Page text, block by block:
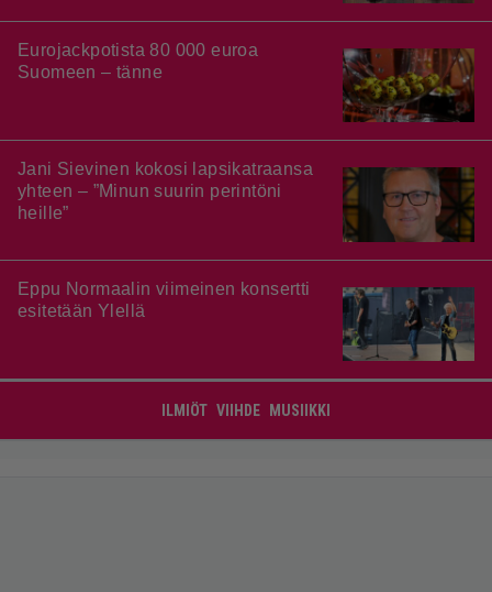
Eurojackpotista 80 000 euroa
Suomeen – tänne
Jani Sievinen kokosi lapsikatraansa
yhteen – ”Minun suurin perintöni
heille”
Eppu Normaalin viimeinen konsertti
esitetään Ylellä
ILMIÖT VIIHDE MUSIIKKI